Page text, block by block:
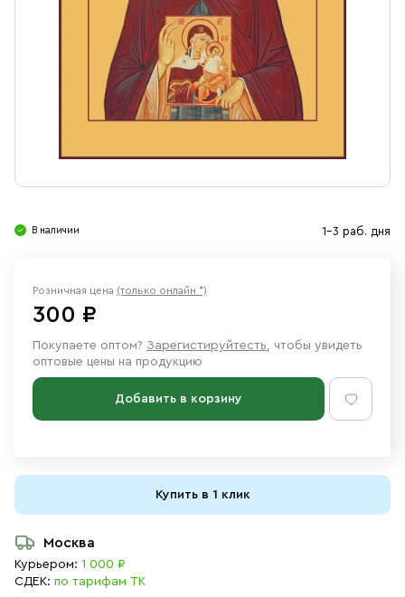
Ювелирные изделия
В наличии 1-3 раб. дня
Розничная цена (только онлайн *)
300 ₽
Покупаете оптом? Зарегистируйтесть, чтобы увидеть
оптовые цены на продукцию
Добавить в корзину
Купить в 1 клик
Москва
Курьером: 1 000 ₽
СДЕК: по тарифам ТК